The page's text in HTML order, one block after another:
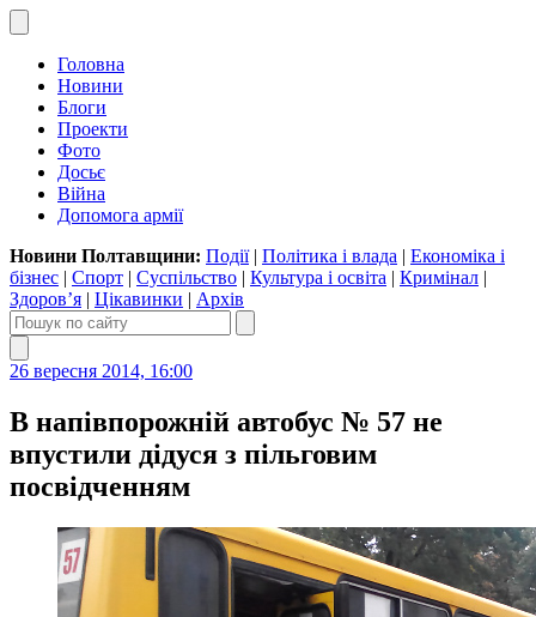
Головна
Новини
Блоги
Проекти
Фото
Досьє
Війна
Допомога армії
Новини Полтавщини: Події| Політика і влада | Економіка і
бізнес | Спорт | Суспільство | Культура і освіта | Кримінал |
Здоров’я | Цікавинки | Архів
26 вересня 2014, 16:00
В напівпорожній автобус № 57 не
впустили дідуся з пільговим
посвідченням